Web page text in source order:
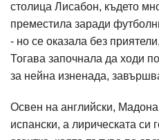
столица Лисабон, където
преместила заради
- но се оказала без
Тогава започнала да ходи
за нейна изненада,
Освен на английски, Мадона
испански, а лирическата си